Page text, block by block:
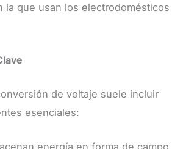
la que usan los electrodomésticos
de voltaje suele incluir
esenciales: